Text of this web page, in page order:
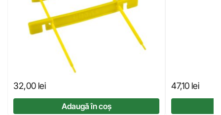
32,00 lei
Adaugă în coș
47,10 lei